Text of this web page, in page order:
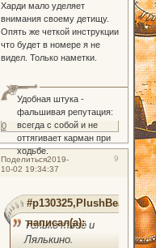
Харди мало уделяет
внимания своему детищу.
Опять же четкой инструкции
что будет в номере я не
видел. Только наметки.
Удобная штука -
фальшивая репутация:
всегда с собой и не
оттягивает карман при
ходьбе.
0
Поделиться 9
2019-
10-02 19:34:37
#p130325,PlushBear
написал(а):
Только твоё и
Лялькино.